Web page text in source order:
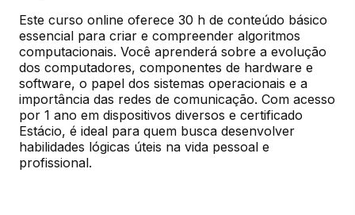
Este curso online oferece 30 h de conteúdo básico
essencial para criar e compreender algoritmos
computacionais. Você aprenderá sobre a evolução
dos computadores, componentes de hardware e
software, o papel dos sistemas operacionais e a
importância das redes de comunicação. Com acesso
por 1 ano em dispositivos diversos e certificado
Estácio, é ideal para quem busca desenvolver
habilidades lógicas úteis na vida pessoal e
profissional.